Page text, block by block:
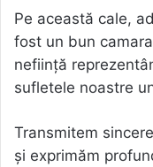
Pe această cale,
fost un bun
neființă
sufletele noastre
Transmitem
și exprimăm